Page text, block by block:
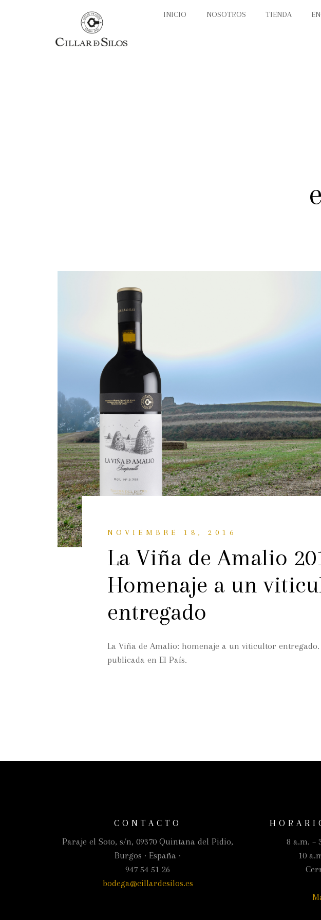
INICIO NOSOTROS TIENDA
NOVIEMBRE 18, 2016
La Viña de Amalio
Homenaje a un
entregado
La Viña de Amalio: homenaje a un viticultor entregado.
publicada en El País.
CONTACTO
Paraje el Soto, s/n, 09370 Quintana del Pidio,
Burgos · España ·
947 54 51 26
bodega@cillardesilos.es
8 a.m. –
10